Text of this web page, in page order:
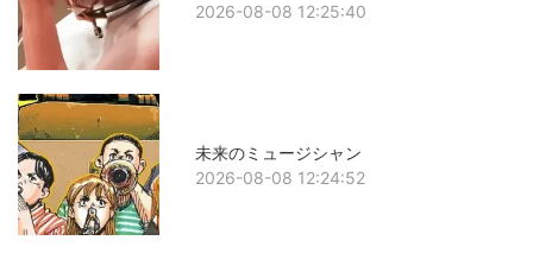
2026-08-08 12:25:40
未来のミュージシャン
2026-08-08 12:24:52